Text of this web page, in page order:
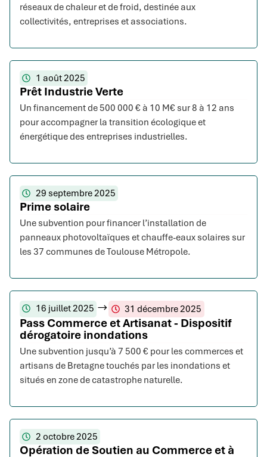
réseaux de chaleur et de froid, destinée aux
collectivités, entreprises et associations.
1 août 2025
Prêt Industrie Verte
Un financement de 500 000 € à 10 M€ sur 8 à 12 ans
pour accompagner la transition écologique et
énergétique des entreprises industrielles.
29 septembre 2025
Prime solaire
Une subvention pour financer l’installation de
panneaux photovoltaïques et chauffe-eaux solaires sur
les 37 communes de Toulouse Métropole.
16 juillet 2025 31 décembre 2025
Pass Commerce et Artisanat - Dispositif
dérogatoire inondations
Une subvention jusqu’à 7 500 € pour les commerces et
artisans de Bretagne touchés par les inondations et
situés en zone de catastrophe naturelle.
2 octobre 2025
Opération de Soutien au Commerce et à